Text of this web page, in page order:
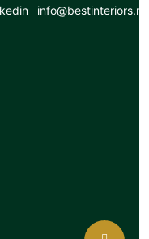
info@bestinteriors.nl